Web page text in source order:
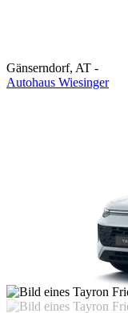
Gänserndorf, AT -
Autohaus Wiesinger